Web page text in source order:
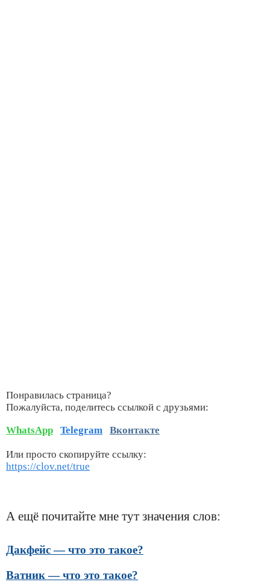
Понравилась страница?
Пожалуйста, поделитесь ссылкой с друзьями:
WhatsApp
Telegram Вконтакте
Или просто скопируйте ссылку:
https://clov.net/true
А ещё почитайте мне тут значения слов:
Дакфейс — что это такое?
Ватник — что это такое?